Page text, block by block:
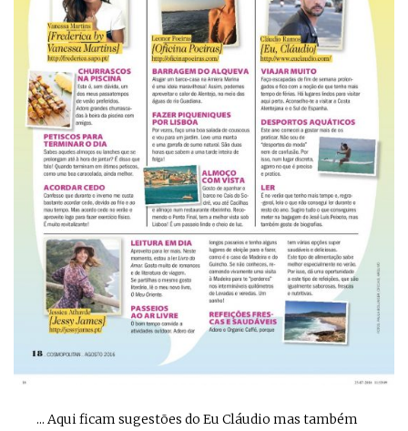
... Aqui ficam sugestões do Eu Cláudio mas também